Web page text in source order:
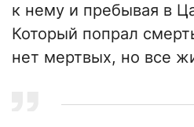
к нему и пребывая в
Который попрал
нет мертвых, но все